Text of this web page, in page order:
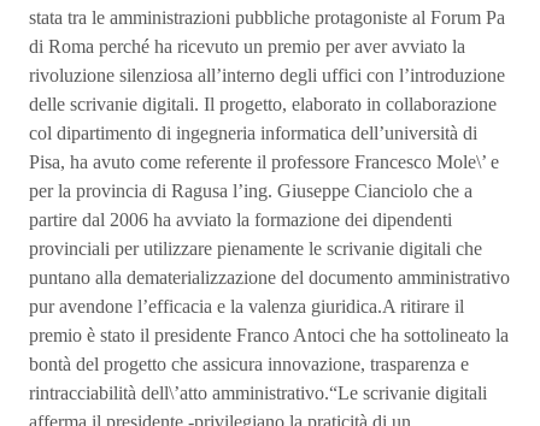
stata tra le amministrazioni pubbliche protagoniste al Forum Pa
di Roma perché ha ricevuto un premio per aver avviato la
rivoluzione silenziosa all’interno degli uffici con l’introduzione
delle scrivanie digitali. Il progetto, elaborato in collaborazione
col dipartimento di ingegneria informatica dell’università di
Pisa, ha avuto come referente il professore Francesco Mole\’ e
per la provincia di Ragusa l’ing. Giuseppe Cianciolo che a
partire dal 2006 ha avviato la formazione dei dipendenti
provinciali per utilizzare pienamente le scrivanie digitali che
puntano alla dematerializzazione del documento amministrativo
pur avendone l’efficacia e la valenza giuridica.A ritirare il
premio è stato il presidente Franco Antoci che ha sottolineato la
bontà del progetto che assicura innovazione, trasparenza e
rintracciabilità dell\’atto amministrativo.“Le scrivanie digitali
afferma il presidente -privilegiano la praticità di un